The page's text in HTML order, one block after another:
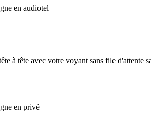
en audiotel
à tête avec votre voyant sans file
en privé